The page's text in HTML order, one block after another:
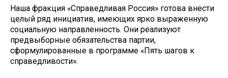
Наша фракция «Справедливая Россия» готова внести
целый ряд инициатив, имеющих ярко выраженную
социальную направленность. Они реализуют
предвыборные обязательства партии,
сформулированные в программе «Пять шагов к
справедливости».